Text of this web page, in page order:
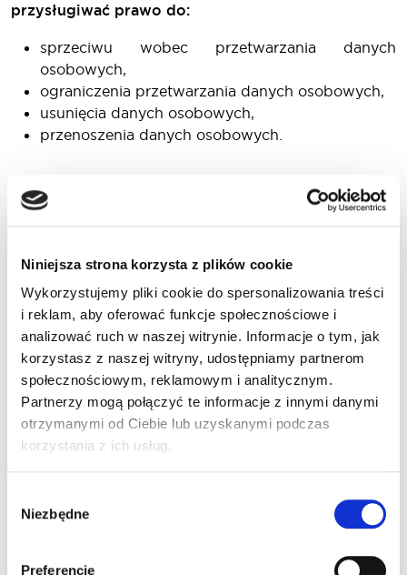
Niniejsza strona korzysta z plików cookie
Wykorzystujemy pliki cookie do spersonalizowania treści
i reklam, aby oferować funkcje społecznościowe i
analizować ruch w naszej witrynie. Informacje o tym, jak
korzystasz z naszej witryny, udostępniamy partnerom
społecznościowym, reklamowym i analitycznym.
Partnerzy mogą połączyć te informacje z innymi danymi
otrzymanymi od Ciebie lub uzyskanymi podczas
korzystania z ich usług.
zgody
Niezbędne
Preferencje
przysługiwać prawo do:
sprzeciwu wobec przetwarzania danych
osobowych,
ograniczenia przetwarzania danych osobowych,
usunięcia danych osobowych,
przenoszenia danych osobowych.
W razie wątpliwości co do przysługujących
Użytkownikom praw, lub możliwości czy sposobów
sprawach związanych z ochroną danych
osobowych, prosimy o kontakt:
elektronicznie: adres e-mail:
dpo@autopartner.com
korespondencyjnie: Auto Partner S.A. ul.
Ekonomiczna 20, 43-150 Bieruń (z dopiskiem
ODO na kopercie).
Dane osobowe Użytkownika mogą zostać
podmioty należące do grupy kapitałowej, do
czynności związanych z prowadzoną przez